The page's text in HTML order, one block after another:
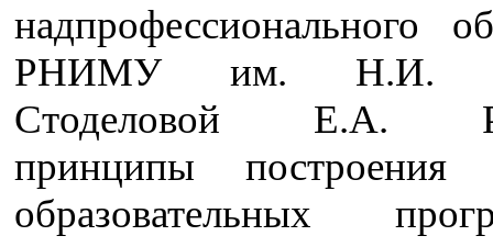
надпрофессионального
РНИМУ им. Н.И.
Стоделовой Е.А.
принципы построения
образовательных